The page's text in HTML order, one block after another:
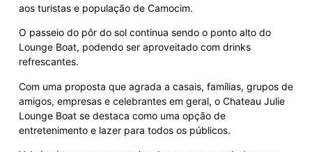
aos turistas e população de Camocim.
O passeio do pôr do sol continua sendo o ponto alto do
Lounge Boat, podendo ser aproveitado com drinks
refrescantes.
Com uma proposta que agrada a casais, famílias, grupos de
amigos, empresas e celebrantes em geral, o Chateau Julie
Lounge Boat se destaca como uma opção de
entretenimento e lazer para todos os públicos.